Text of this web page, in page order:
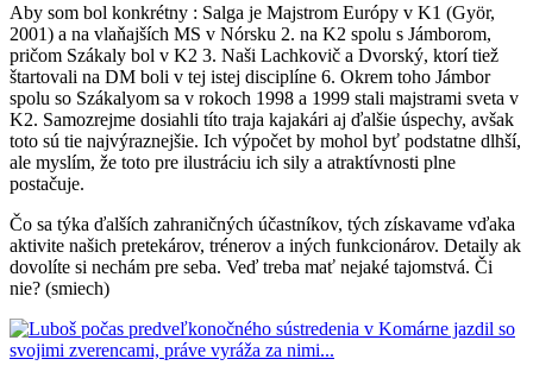
Aby som bol konkrétny : Salga je Majstrom Európy v K1 (Györ,
2001) a na vlaňajších MS v Nórsku 2. na K2 spolu s Jámborom,
pričom Szákaly bol v K2 3. Naši Lachkovič a Dvorský, ktorí tiež
štartovali na DM boli v tej istej disciplíne 6. Okrem toho Jámbor
spolu so Szákalyom sa v rokoch 1998 a 1999 stali majstrami sveta v
K2. Samozrejme dosiahli títo traja kajakári aj ďalšie úspechy, avšak
toto sú tie najvýraznejšie. Ich výpočet by mohol byť podstatne dlhší,
ale myslím, že toto pre ilustráciu ich sily a atraktívnosti plne
postačuje.
Čo sa týka ďalších zahraničných účastníkov, tých získavame vďaka
aktivite našich pretekárov, trénerov a iných funkcionárov. Detaily ak
dovolíte si nechám pre seba. Veď treba mať nejaké tajomstvá. Či
nie? (smiech)